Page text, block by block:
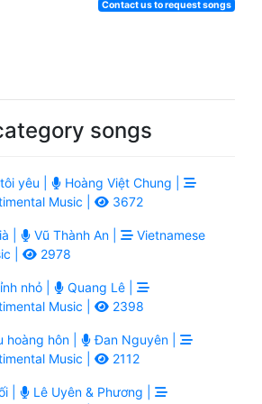
Contact us to request songs
songs
yêu |
Hoàng Việt Chung |
Music |
3672
| Vũ Thành An |
Vietnamese
|
2978
nhỏ |
Quang Lê |
Music |
2398
hoàng hôn |
Đan Nguyên |
Music |
2112
|
Lê Uyên & Phương |